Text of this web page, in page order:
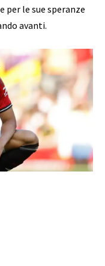
le sue speranze
avanti.